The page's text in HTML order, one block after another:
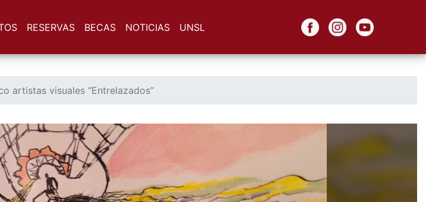
RESERVAS BECAS NOTICIAS UNSL
artistas visuales “Entrelazados”